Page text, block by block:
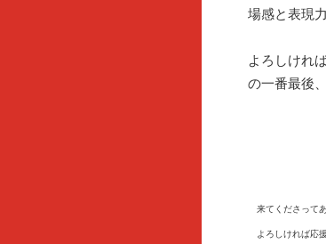
場感と表現
よろしけれ
の一番最後
来てくださって
よろしければ応